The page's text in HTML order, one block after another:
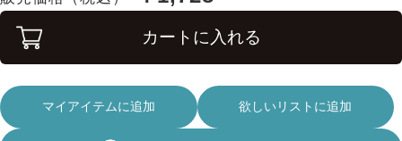
カートに入れる
マイアイテムに追加 欲しいリストに追加